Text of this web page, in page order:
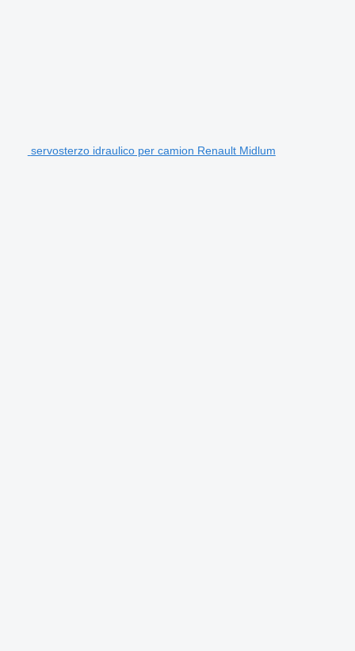
servosterzo idraulico per camion Renault Midlum